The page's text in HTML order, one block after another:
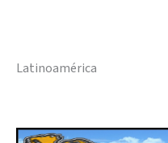
Latinoamérica